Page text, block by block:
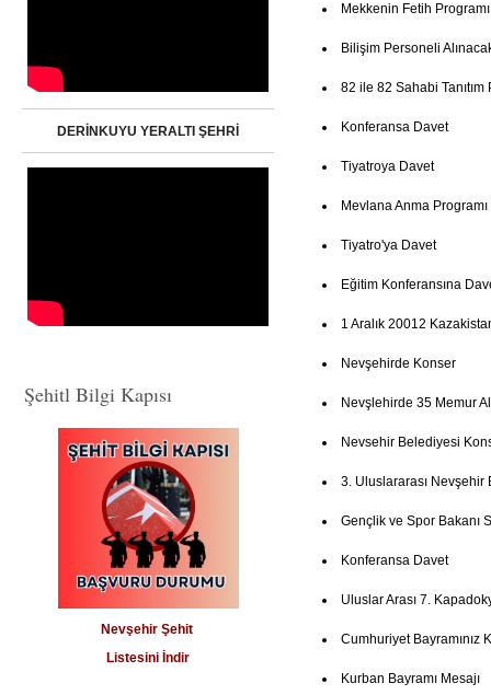
DERİNKUYU YERALTI ŞEHRİ
Şehitl Bilgi Kapısı
Nevşehir Şehit
Listesini İndir
Mekkenin Fetih Programı
Bilişim Personeli
82 ile 82 Sahabi Tanıtım
Konferansa Davet
Tiyatroya Davet
Mevlana Anma Programı
Tiyatro'ya Davet
Eğitim Konferansına
1 Aralık 20012
Nevşehirde Konser
Nevşlehirde 35 Memur
Nevsehir Belediyesi
3. Uluslararası Nevşehir
Gençlik ve Spor Bakanı
Konferansa Davet
Uluslar Arası 7.
Cumhuriyet Bayramınız
Kurban Bayramı Mesajı